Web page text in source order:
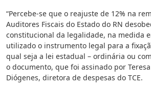
“Percebe-se que o reajuste de 12% na
Auditores Fiscais do Estado do RN
constitucional da legalidade, na medida
utilizado o instrumento legal para a
qual seja a lei estadual – ordinária ou
o documento, que foi assinado por
Diógenes, diretora de despesas do TCE.